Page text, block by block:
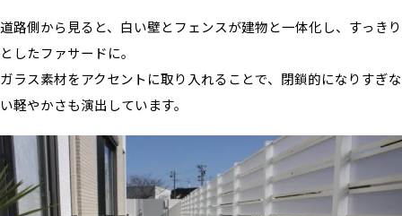
道路側から見ると、白い壁とフェンスが建物と一体化し、すっきり
としたファサードに。
ガラス素材をアクセントに取り入れることで、閉鎖的になりすぎな
い軽やかさも演出しています。